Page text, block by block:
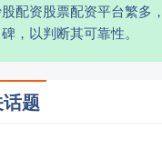
配资股票配资平台繁多
，以判断其可靠性。
题